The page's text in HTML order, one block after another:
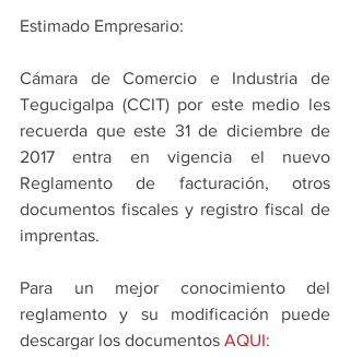
Estimado Empresario:
Cámara de Comercio e Industria de
Tegucigalpa (CCIT) por este medio les
recuerda que este 31 de diciembre de
2017 entra en vigencia el nuevo
Reglamento de facturación, otros
documentos fiscales y registro fiscal de
imprentas.
Para un mejor conocimiento del
reglamento y su modificación puede
descargar los documentos AQUI: